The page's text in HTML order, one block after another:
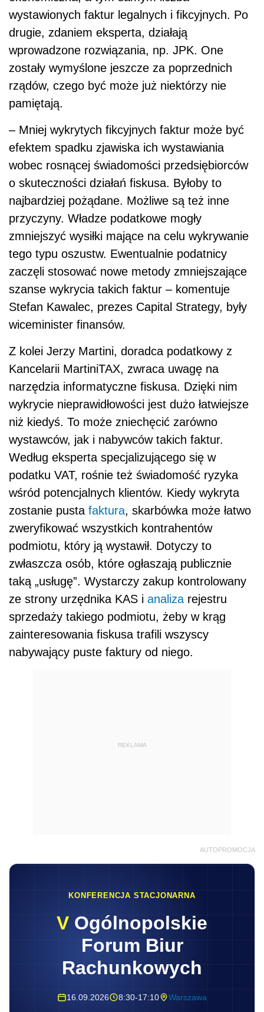
wystawionych faktur legalnych i fikcyjnych. Po
drugie, zdaniem eksperta, działają
wprowadzone rozwiązania, np. JPK. One
zostały wymyślone jeszcze za poprzednich
rządów, czego być może już niektórzy nie
pamiętają.
– Mniej wykrytych fikcyjnych faktur może być
efektem spadku zjawiska ich wystawiania
wobec rosnącej świadomości przedsiębiorców
o skuteczności działań fiskusa. Byłoby to
najbardziej pożądane. Możliwe są też inne
przyczyny. Władze podatkowe mogły
zmniejszyć wysiłki mające na celu wykrywanie
tego typu oszustw. Ewentualnie podatnicy
zaczęli stosować nowe metody zmniejszające
szanse wykrycia takich faktur – komentuje
Stefan Kawalec, prezes Capital Strategy, były
wiceminister finansów.
Z kolei Jerzy Martini, doradca podatkowy z
Kancelarii MartiniTAX, zwraca uwagę na
narzędzia informatyczne fiskusa. Dzięki nim
wykrycie nieprawidłowości jest dużo łatwiejsze
niż kiedyś. To może zniechęcić zarówno
wystawców, jak i nabywców takich faktur.
Według eksperta specjalizującego się w
podatku VAT, rośnie też świadomość ryzyka
wśród potencjalnych klientów. Kiedy wykryta
zostanie pusta faktura, skarbówka może łatwo
zweryfikować wszystkich kontrahentów
podmiotu, który ją wystawił. Dotyczy to
zwłaszcza osób, które ogłaszają publicznie
taką „usługę”. Wystarczy zakup kontrolowany
ze strony urzędnika KAS i analiza rejestru
sprzedaży takiego podmiotu, żeby w krąg
zainteresowania fiskusa trafili wszyscy
nabywający puste faktury od niego.
REKLAMA
AUTOPROMOCJA
KONFERENCJA STACJONARNA
V Ogólnopolskie
Forum Biur
Rachunkowych
16.09.2026 8:30-17:10 Warszawa